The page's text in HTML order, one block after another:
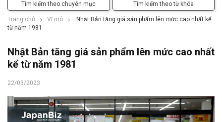
Tìm kiếm theo chuyên mục Tìm kiếm theo từ khóa
Trang chủ Vĩ mô
Nhật Bản tăng giá sản phẩm lên mức cao nhất kể
từ năm 1981
Nhật Bản tăng giá sản phẩm lên mức cao nhất
kể từ năm 1981
22/03/2023